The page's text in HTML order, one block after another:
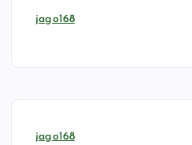
jago168
jago168